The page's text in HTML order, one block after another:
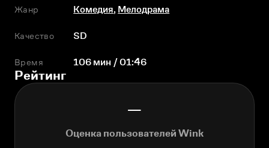
Жанр Комедия, Мелодрама
Качество SD
Время 106 мин / 01:46
Рейтинг
—
Оценка пользователей Wink